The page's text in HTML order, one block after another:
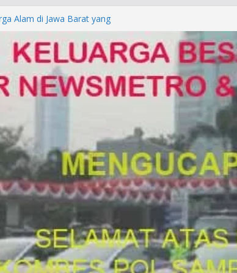
Alam di Jawa Barat yang
KUHAP Baru 2026, Tegaskan
Dipidana
DENPASAR DAN
POLDA BALI DIDUGA
ke Mabes Polri
Palsu, Kapolres
SIM